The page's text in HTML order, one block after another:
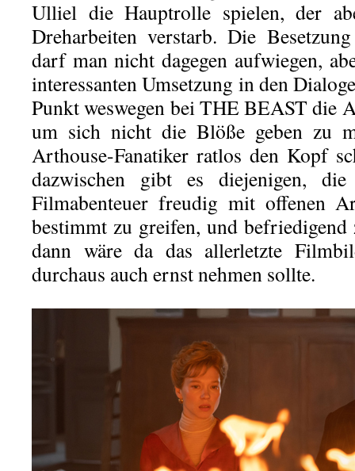
Ulliel die Hauptrolle spielen, der
Dreharbeiten verstarb. Die
darf man nicht dagegen aufwiegen,
interessanten Umsetzung in den
Punkt weswegen bei THE BEAST die
um sich nicht die Blöße geben zu
Arthouse-Fanatiker ratlos den Kopf
dazwischen gibt es diejenigen,
Filmabenteuer freudig mit offenen
bestimmt zu greifen, und befriedigend
dann wäre da das allerletzte
durchaus auch ernst nehmen sollte.